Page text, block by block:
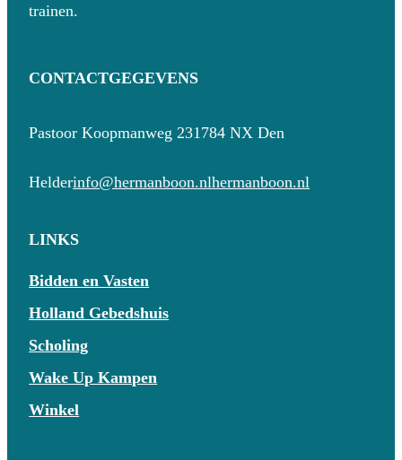
trainen.
CONTACTGEGEVENS
Pastoor Koopmanweg 231784 NX Den
Helderinfo@hermanboon.nlhermanboon.nl
LINKS
Bidden en Vasten
Holland Gebedshuis
Scholing
Wake Up Kampen
Winkel